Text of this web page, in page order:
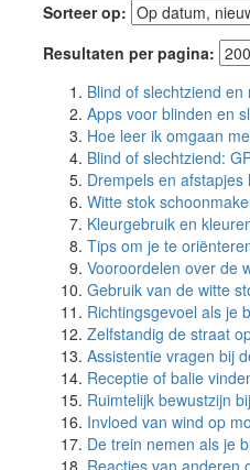
Sorteer op:
Resultaten per pagina:
Blind of slechtziend
Apps voor blinden en
Hoe leer ik omgaan
Blind of slechtziend:
Drempels en
Witte stok
Kleurgebruik en
Tips om je te
Vooroordelen over de
Gebruik van de witte
Richtingsgevoel als je
Zelfstandig de straat
Assistentie vragen bij
Receptie of balie
Ruimtelijk bewustzijn
Invloed van wind op
De trein nemen als je
Reacties van anderen